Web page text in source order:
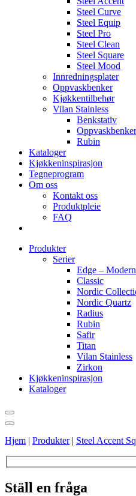
Steel Curve
Steel Equip
Steel Pro
Steel Clean
Steel Square
Steel Mood
Innredningsplater
Oppvaskbenker
Kjøkkentilbehør
Vilan Stainless
Benkstativ
Oppvaskbenker
Rubin
Kataloger
Kjøkkeninspirasjon
Tegneprogram
Om oss
Kontakt oss
Produktpleie
FAQ
Produkter
Serier
Edge –
Classic
Nordic
Nordic Quartz
Radius
Rubin
Safir
Titan
Vilan Stainless
Zirkon
Kjøkkeninspirasjon
Kataloger
Hjem | Produkter| Steel Accent
Ställ en fråga